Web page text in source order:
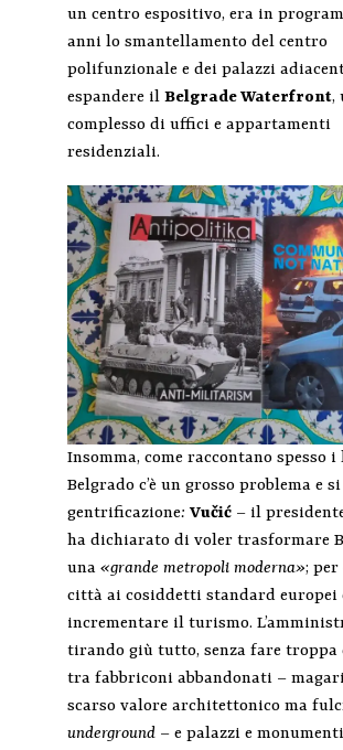
un centro espositivo, era in
anni lo smantellamento del centro
polifunzionale e dei palazzi
espandere il Belgrade Waterfront,
complesso di uffici e appartamenti
residenziali.
Insomma, come raccontano spesso i
Belgrado c’è un grosso problema e
gentrificazione: Vučić– il
ha dichiarato di voler trasformare
una «grande metropoli moderna»; per
città ai cosiddetti standard europei
incrementare il turismo.
tirando giù tutto, senza fare troppa
tra fabbriconi abbandonati –
scarso valore architettonico ma
underground – e palazzi e monumenti